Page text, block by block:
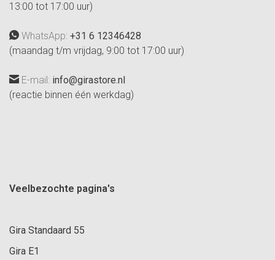
13:00 tot 17:00 uur)
WhatsApp: +31 6 12346428
(maandag t/m vrijdag, 9:00 tot 17:00 uur)
E-mail: info@girastore.nl
(reactie binnen één werkdag)
Veelbezochte pagina's
Gira Standaard 55
Gira E1